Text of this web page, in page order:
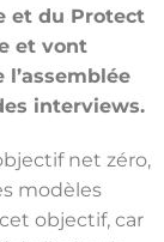
et du Protect
et vont
interviews.
net zéro,
modèles
objectif, car